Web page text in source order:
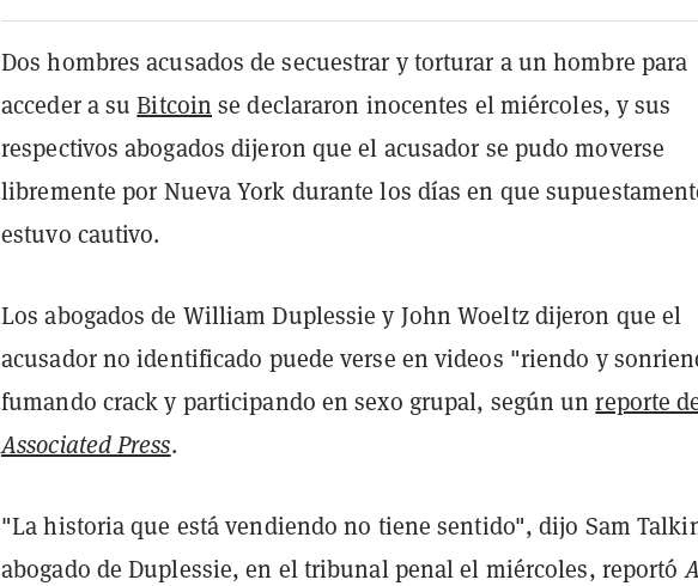
Dos hombres acusados de secuestrar y torturar a un hombre para
acceder a suBitcoin se declararon inocentes el miércoles, y sus
respectivos abogados dijeron que el acusador se pudo moverse
libremente por Nueva York durante los días en que
estuvo cautivo.
Los abogados de William Duplessie y John Woeltz dijeron que el
acusador no identificado puede verse en videos "riendo y
fumando crack y participando en sexo grupal, según unreporte
Associated Press.
"La historia que está vendiendo no tiene sentido", dijo Sam
abogado de Duplessie, en el tribunal penal el miércoles, reportó